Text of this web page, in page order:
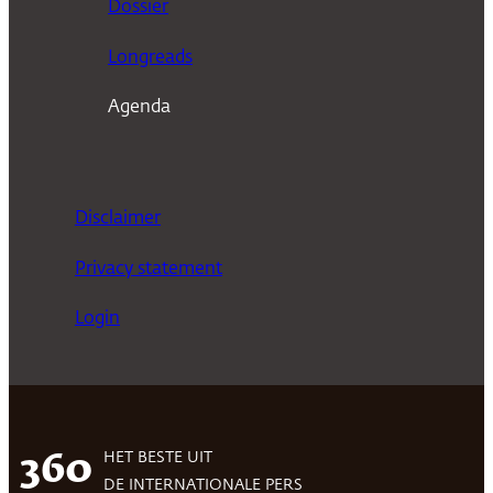
Dossier
Longreads
Agenda
Disclaimer
Privacy statement
Login
360
HET BESTE UIT
DE INTERNATIONALE PERS